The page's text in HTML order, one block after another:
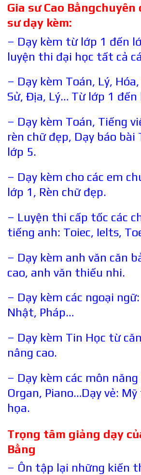
Gia sưCao Bằngchuyên
sư dạy kèm:
– Dạy kèm từ lớp 1 đến
luyện thi đại học tất cả
– Dạy kèm Toán, Lý,
Sử, Địa, Lý… Từ lớp 1 đến
– Dạy kèm Toán, Tiếng
rèn chữ đẹp, Dạy báo bài
lớp 5.
– Dạy kèm cho các em
lớp 1, Rèn chữ đẹp.
– Luyện thi cấp tốc các
tiếng anh: Toiec, Ielts,
– Dạy kèm anh văn căn
cao, anh văn thiếu nhi.
– Dạy kèm các ngoại
Nhật, Pháp…
– Dạy kèm Tin Học từ
nâng cao.
– Dạy kèm các môn
Organ, Piano…Dạy vẻ:
họa.
Trọng tâm giảng dạy
Bằng
– Ôn tập lại những kiến